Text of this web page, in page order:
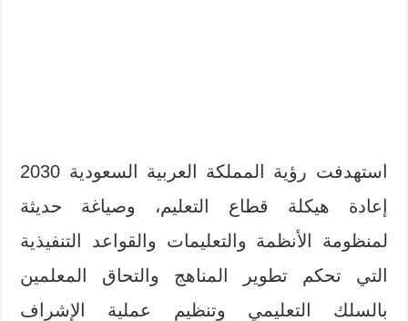
استهدفت رؤية المملكة العربية السعودية 2030
إعادة هيكلة قطاع التعليم، وصياغة حديثة
لمنظومة الأنظمة والتعليمات والقواعد التنفيذية
التي تحكم تطوير المناهج والتحاق المعلمين
بالسلك التعليمي وتنظيم عملية الإشراف